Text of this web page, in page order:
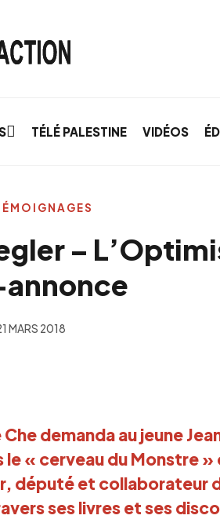
TÉLÉ PALESTINE VIDÉOS
–
MARS 2018
Che demanda au jeune
le « cerveau du Monstre
député et collaborateur
ses livres et ses